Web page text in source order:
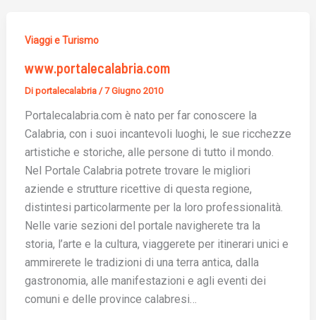
Viaggi e Turismo
www.portalecalabria.com
Di portalecalabria /7 Giugno 2010
Portalecalabria.com è nato per far conoscere la
Calabria, con i suoi incantevoli luoghi, le sue ricchezze
artistiche e storiche, alle persone di tutto il mondo.
Nel Portale Calabria potrete trovare le migliori
aziende e strutture ricettive di questa regione,
distintesi particolarmente per la loro professionalità.
Nelle varie sezioni del portale navigherete tra la
storia, l’arte e la cultura, viaggerete per itinerari unici e
ammirerete le tradizioni di una terra antica, dalla
gastronomia, alle manifestazioni e agli eventi dei
comuni e delle province calabresi…